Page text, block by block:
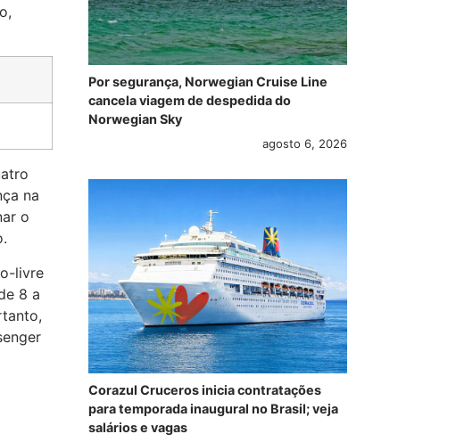
na
o
livre
8 a
Por segurança, Norwegian Cruise Line
cancela viagem de despedida do
Norwegian Sky
agosto 6, 2026
Corazul Cruceros inicia contratações
para temporada inaugural no Brasil; veja
salários e vagas